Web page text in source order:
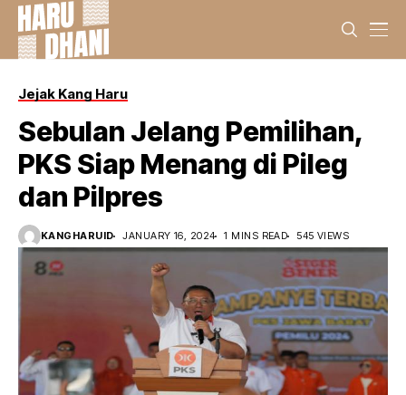
Jejak Kang Haru
Sebulan Jelang Pemilihan,
PKS Siap Menang di Pileg
dan Pilpres
KANGHARUID JANUARY 16, 2024 1 MINS READ 545 VIEWS